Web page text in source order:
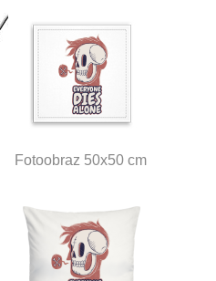
Fotoobraz 50x50 cm